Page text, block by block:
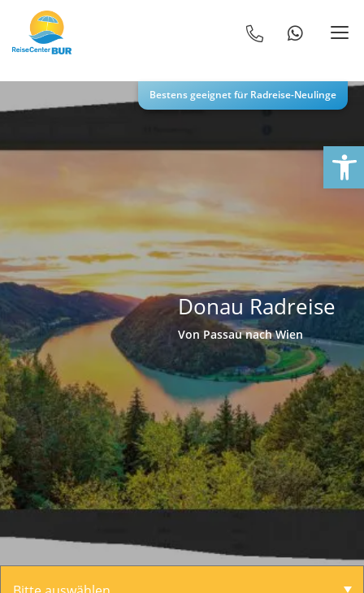
Bestens geeignet für Radreise-Neulinge
Donau Radreise
Von Passau nach Wien